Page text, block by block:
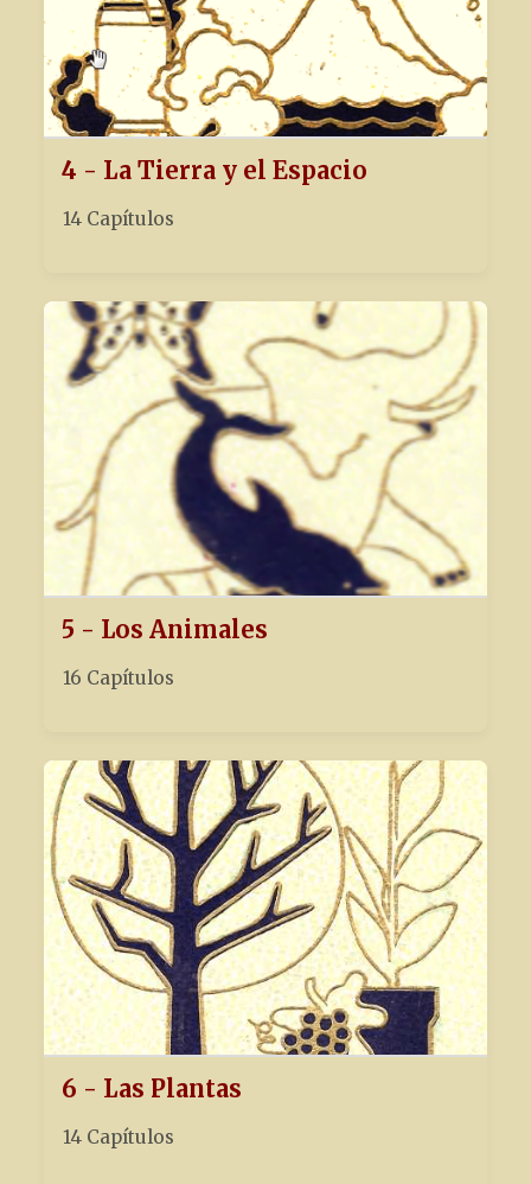
4 - La Tierra y el Espacio
14 Capítulos
5 - Los Animales
16 Capítulos
6 - Las Plantas
14 Capítulos